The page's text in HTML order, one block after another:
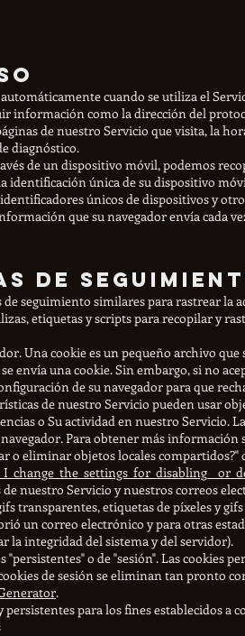
cuando se utiliza el
información como la dirección del
de nuestro Servicio que visita, la
diagnóstico.
de un dispositivo móvil, podemos
identificación única de su dispositivo
únicos de dispositivos y
que su navegador envía cada
de
de seguimiento similares para rastrear
etiquetas y scripts para recopilar y
Una cookie es un pequeño archivo
envía una cookie. Sin embargo, si no
de su navegador para que
de nuestro Servicio pueden usar
o Su actividad en nuestro Servicio.
Para obtener más
o eliminar objetos locales compartidos?"
de nuestro Servicio y nuestros correos
transparentes, etiquetas de píxeles y
un correo electrónico y para otras
la integridad del sistema y del servidor).
"persistentes" o de "sesión". Las
de sesión se eliminan tan pronto
.
persistentes para los fines establecidos a